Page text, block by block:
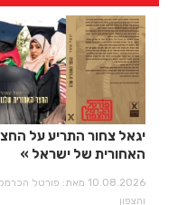
יגאל צחור התריע על החצר
האחורית של ישראל
10.08.2026 מאת: פורטל הכרמל
והצפון